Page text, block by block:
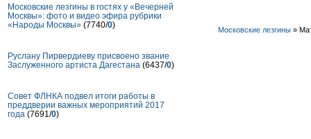
Московские лезгины »
Московские лезгины в гостях у «Вечерней
Москвы»: фото и видео эфира рубрики
«Народы Москвы» (7740/0)
Руслану Пирвердиеву присвоено звание
Заслуженного артиста Дагестана (6437/0)
Совет ФЛНКА подвел итоги работы в
преддверии важных мероприятий 2017
года (7691/0)